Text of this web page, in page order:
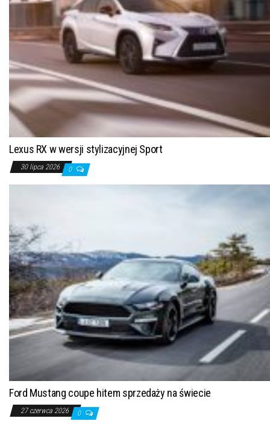
Lexus RX w wersji stylizacyjnej Sport
30 lipca 2026 0
Ford Mustang coupe hitem sprzedaży na świecie
27 czerwca 2026 0